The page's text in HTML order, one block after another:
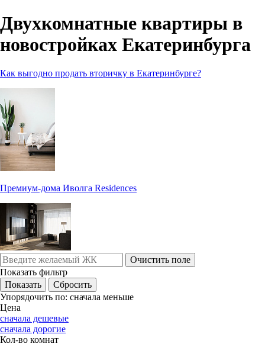
Двухкомнатные квартиры в
новостройках Екатеринбурга
Как выгодно продать вторичку в Екатеринбурге?
Премиум-дома Иволга Residences
Очистить поле
Показать фильтр
Упорядочить по: сначала меньше
Цена
сначала дешевые
сначала дорогие
Кол-во комнат